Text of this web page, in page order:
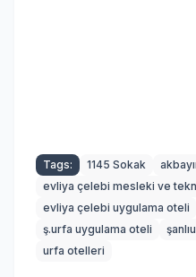
Tags: 1145 Sokak
evliya çelebi mesleki ve
evliya çelebi uygulama oteli
ş.urfa uygulama oteli
urfa otelleri